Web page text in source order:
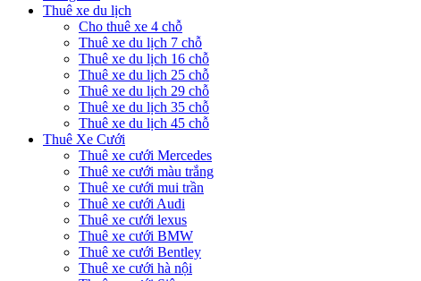
Thuê xe du lịch
Cho thuê xe 4 chỗ
Thuê xe du lịch 7 chỗ
Thuê xe du lịch 16 chỗ
Thuê xe du lịch 25 chỗ
Thuê xe du lịch 29 chỗ
Thuê xe du lịch 35 chỗ
Thuê xe du lịch 45 chỗ
Thuê Xe Cưới
Thuê xe cưới Mercedes
Thuê xe cưới màu trắng
Thuê xe cưới mui trần
Thuê xe cưới Audi
Thuê xe cưới lexus
Thuê xe cưới BMW
Thuê xe cưới Bentley
Thuê xe cưới hà nội